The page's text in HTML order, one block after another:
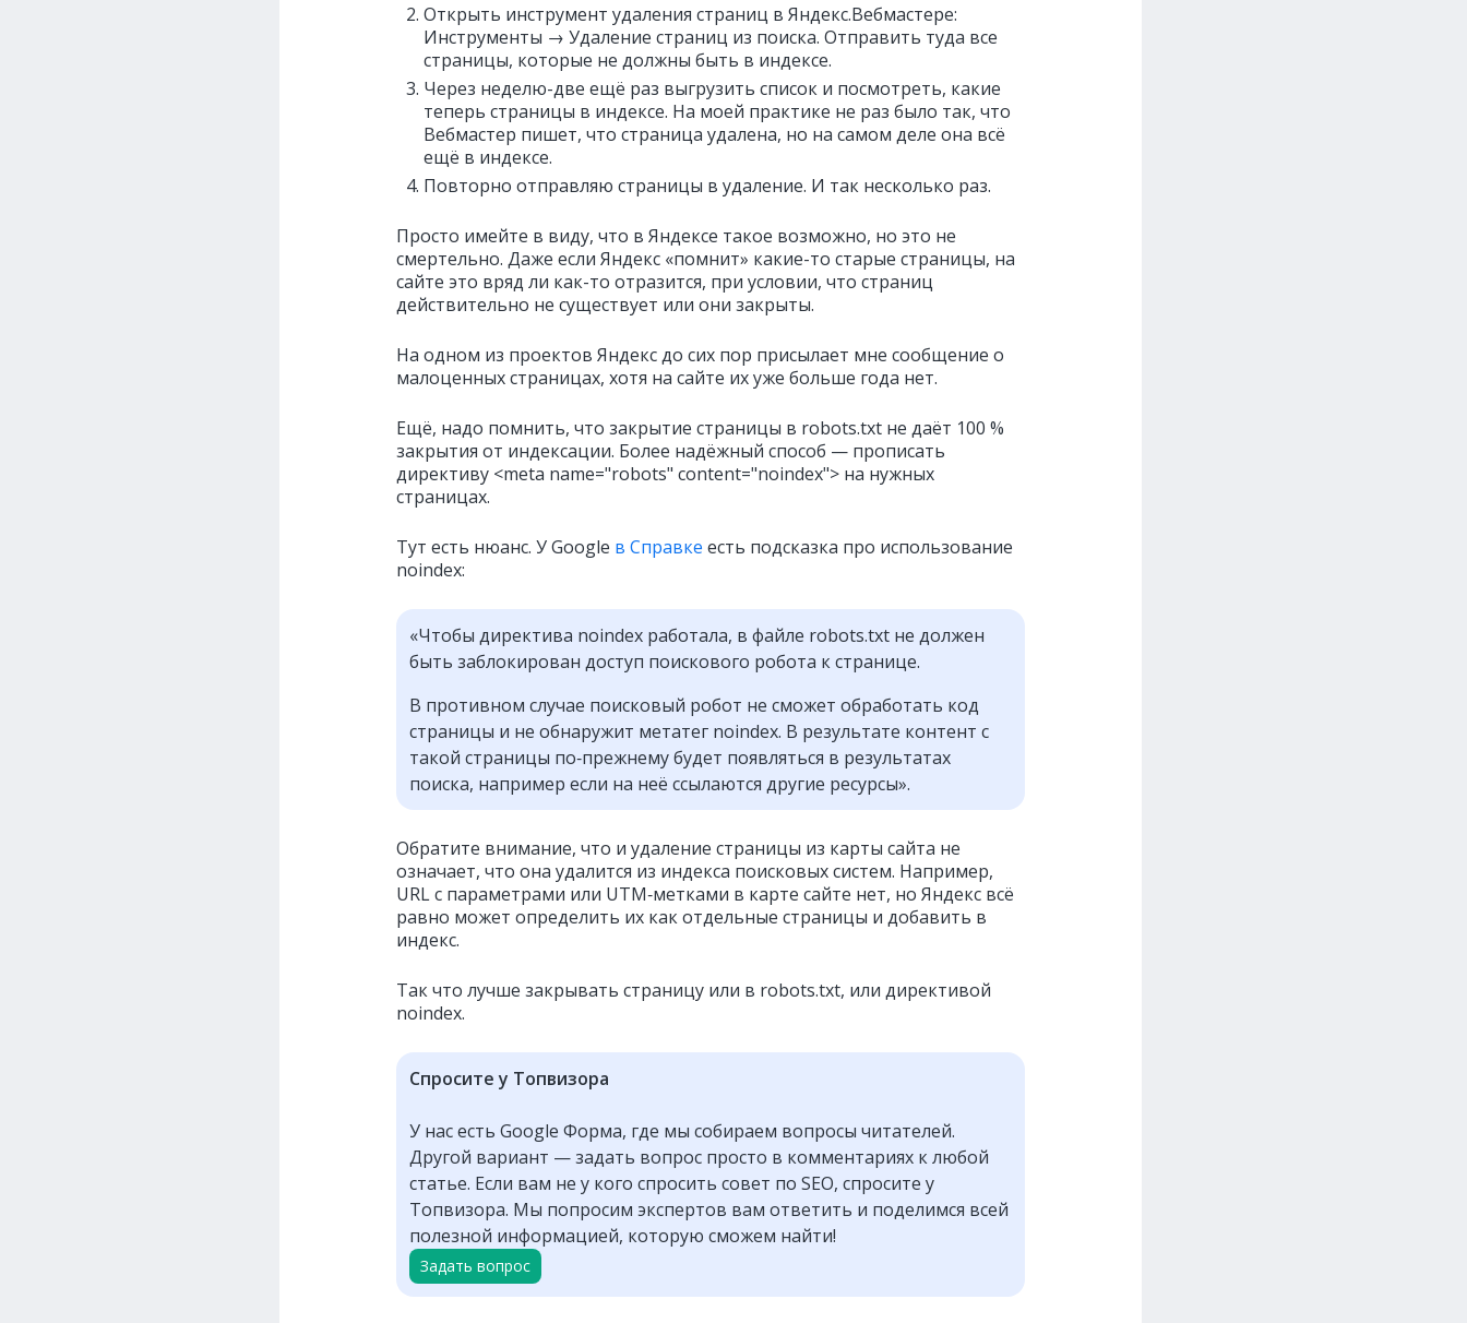
Открыть инструмент удаления страниц в Яндекс.Вебмастере:
Инструменты → Удаление страниц из поиска. Отправить туда все
страницы, которые не должны быть в индексе.
Через неделю-две ещё раз выгрузить список и посмотреть, какие
теперь страницы в индексе. На моей практике не раз было так, что
Вебмастер пишет, что страница удалена, но на самом деле она всё
ещё в индексе.
Повторно отправляю страницы в удаление. И так несколько раз.
Просто имейте в виду, что в Яндексе такое возможно, но это не
смертельно. Даже если Яндекс «помнит» какие-то старые страницы, на
сайте это вряд ли как-то отразится, при условии, что страниц
действительно не существует или они закрыты.
На одном из проектов Яндекс до сих пор присылает мне сообщение о
малоценных страницах, хотя на сайте их уже больше года нет.
Ещё, надо помнить, что закрытие страницы в robots.txt не даёт 100 %
закрытия от индексации. Более надёжный способ — прописать
директиву <meta name="robots" content="noindex"> на нужных
страницах.
Тут есть нюанс. У Google в Справке есть подсказка про использование
noindex:
«Чтобы директива noindex работала, в файле robots.txt не должен
быть заблокирован доступ поискового робота к странице.
В противном случае поисковый робот не сможет обработать код
страницы и не обнаружит метатег noindex. В результате контент с
такой страницы по‑прежнему будет появляться в результатах
поиска, например если на неё ссылаются другие ресурсы».
Обратите внимание, что и удаление страницы из карты сайта не
означает, что она удалится из индекса поисковых систем. Например,
URL с параметрами или UTM‑метками в карте сайте нет, но Яндекс всё
равно может определить их как отдельные страницы и добавить в
индекс.
Так что лучше закрывать страницу или в robots.txt, или директивой
noindex.
Спросите у Топвизора
У нас есть Google Форма, где мы собираем вопросы читателей.
Другой вариант — задать вопрос просто в комментариях к любой
статье. Если вам не у кого спросить совет по SEO, спросите у
Топвизора. Мы попросим экспертов вам ответить и поделимся всей
полезной информацией, которую сможем найти!
Задать вопрос